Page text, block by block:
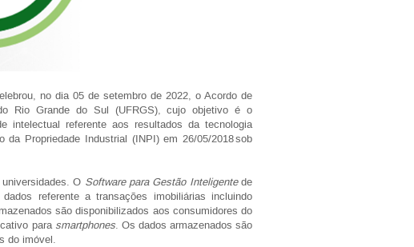
no dia 05 de setembro de 2022, o Acordo de
Rio Grande do Sul (UFRGS), cujo objetivo é o
intelectual referente aos resultados da tecnologia
da Propriedade Industrial (INPI) em 26/05/2018 sob
O Software para Gestão Inteligentede
referente a transações imobiliárias incluindo
são disponibilizados aos consumidores do
para smartphones. Os dados armazenados são
do imóvel.